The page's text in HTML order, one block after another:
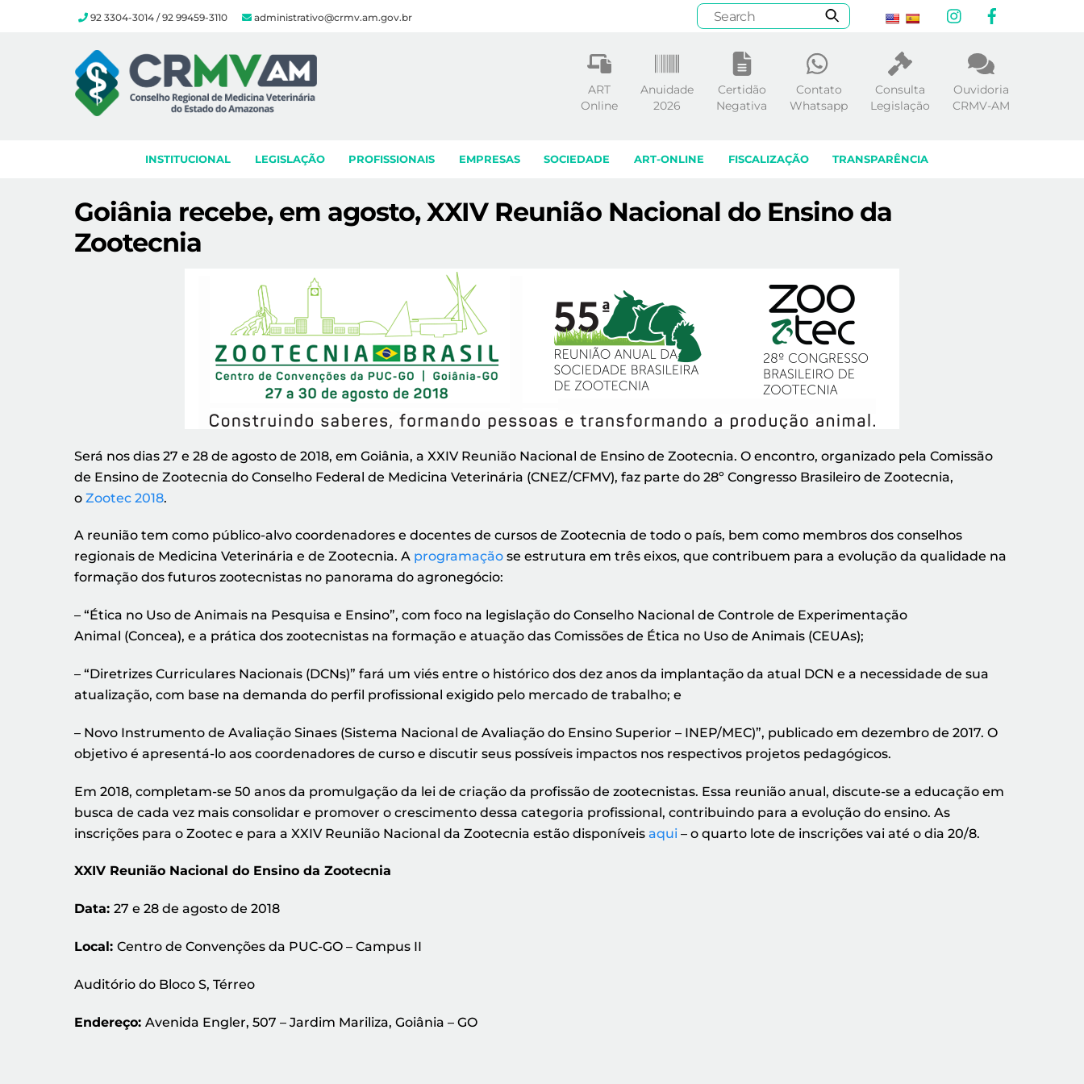
ART
Online
Anuidade
2026
Certidão
Negativa
Contato
Whatsapp
Consulta
Legislação
Ouvidoria
CRMV-AM
92 3304-3014 / 92 99459-3110 administrativo@crmv.am.gov.br
Instagram
INSTITUCIONAL LEGISLAÇÃO PROFISSIONAIS EMPRESAS SOCIEDADE ART-ONLINE FISCALIZAÇÃO TRANSPARÊNCIA
Goiânia recebe, em agosto, XXIV Reunião Nacional do Ensino da
Zootecnia
Será nos dias 27 e 28 de agosto de 2018, em Goiânia, a XXIV Reunião Nacional de Ensino de Zootecnia. O encontro, organizado pela Comissão
de Ensino de Zootecnia do Conselho Federal de Medicina Veterinária (CNEZ/CFMV), faz parte do 28º Congresso Brasileiro de Zootecnia,
o Zootec 2018.
A reunião tem como público-alvo coordenadores e docentes de cursos de Zootecnia de todo o país, bem como membros dos conselhos
regionais de Medicina Veterinária e de Zootecnia. A programação se estrutura em três eixos, que contribuem para a evolução da qualidade na
formação dos futuros zootecnistas no panorama do agronegócio:
– “Ética no Uso de Animais na Pesquisa e Ensino”, com foco na legislação do Conselho Nacional de Controle de Experimentação
Animal (Concea), e a prática dos zootecnistas na formação e atuação das Comissões de Ética no Uso de Animais (CEUAs);
– “Diretrizes Curriculares Nacionais (DCNs)” fará um viés entre o histórico dos dez anos da implantação da atual DCN e a necessidade de sua
atualização, com base na demanda do perfil profissional exigido pelo mercado de trabalho; e
– Novo Instrumento de Avaliação Sinaes (Sistema Nacional de Avaliação do Ensino Superior – INEP/MEC)”, publicado em dezembro de 2017. O
objetivo é apresentá-lo aos coordenadores de curso e discutir seus possíveis impactos nos respectivos projetos pedagógicos.
Em 2018, completam-se 50 anos da promulgação da lei de criação da profissão de zootecnistas. Essa reunião anual, discute-se a educação em
busca de cada vez mais consolidar e promover o crescimento dessa categoria profissional, contribuindo para a evolução do ensino. As
inscrições para o Zootec e para a XXIV Reunião Nacional da Zootecnia estão disponíveis aqui – o quarto lote de inscrições vai até o dia 20/8.
XXIV Reunião Nacional do Ensino da Zootecnia
Data: 27 e 28 de agosto de 2018
Local: Centro de Convenções da PUC-GO – Campus II
Auditório do Bloco S, Térreo
Endereço: Avenida Engler, 507 – Jardim Mariliza, Goiânia – GO